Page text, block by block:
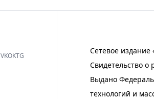
Сетевое
Свидетельство
Выдано
технологий и
VKOKTG